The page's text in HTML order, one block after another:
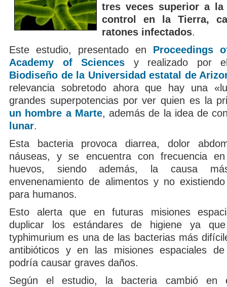
tres veces superior a
control en la Tierra,
ratones infectados.
Este estudio, presentado en Proceedings
Academy of Sciences y realizado por
Biodiseño de la Universidad estatal de
relevancia sobretodo ahora que hay una
grandes superpotencias por ver quien es la
un hombre a Marte, además de la idea de
lunar.
Esta bacteria provoca diarrea, dolor
náuseas, y se encuentra con frecuencia
huevos, siendo además, la causa
envenenamiento de alimentos y no
para humanos.
Esto alerta que en futuras misiones
duplicar los estándares de higiene ya
typhimurium es una de las bacterias más
antibióticos y en las misiones espaciales
podría causar graves daños.
Según el estudio, la bacteria cambió en